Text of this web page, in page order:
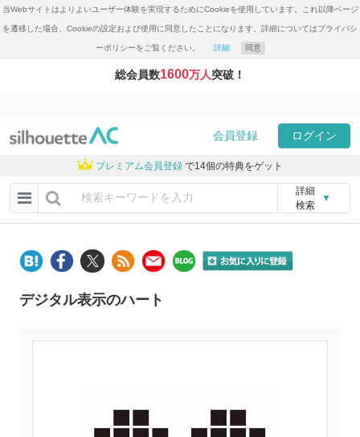
当Webサイトはよりよいユーザー体験を実現するためにCookieを使用しています。これ以降ページ
を遷移した場合、Cookieの設定および使用に同意したことになります。詳細についてはプライバシ
ーポリシーをご覧ください。 詳細 同意
総会員数1600万人突破！
会員登録 ログイン
プレミアム会員登録 で14個の特典をゲット
詳細
検索
▼
デジタル表示のハート